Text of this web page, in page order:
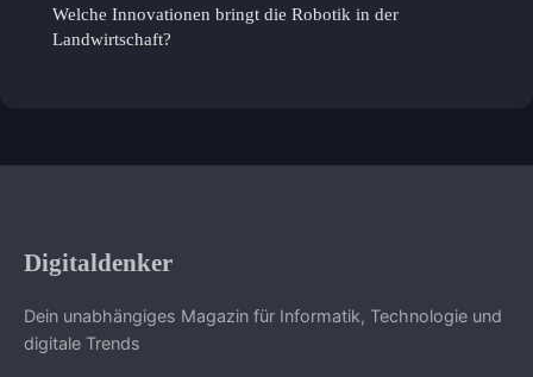
Welche Innovationen bringt die Robotik in der
Landwirtschaft?
Digitaldenker
Dein unabhängiges Magazin für Informatik, Technologie und
digitale Trends